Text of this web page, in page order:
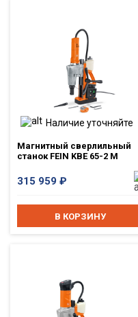
Наличие уточняйте
Магнитный сверлильный
станок FEIN KBE 65-2 M
315 959 ₽
В КОРЗИНУ